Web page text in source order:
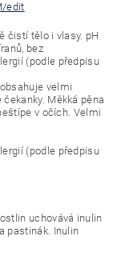
edit
čistí tělo i vlasy. pH
bez
(podle předpisu
velmi
Měkká pěna
v očích. Velmi
(podle předpisu
uchovává inulin
pastinák. Inulin